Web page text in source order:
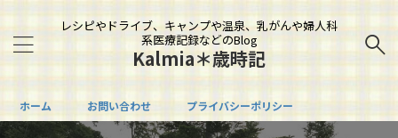
レシピやドライブ、キャンプや温泉、乳がんや婦人科
系医療記録などのBlog
Kalmia＊歳時記
ホーム お問い合わせ プライバシーポリシー